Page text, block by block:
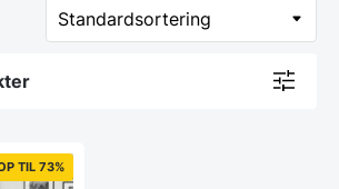
TIL 73%